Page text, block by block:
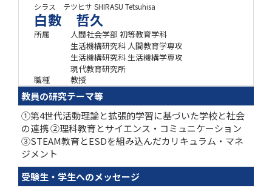
シラス テツヒサ SHIRASU Tetsuhisa
白數 哲久
所属
人間社会学部 初等教育学科
生活機構研究科 人間教育学専攻
生活機構研究科 生活機構学専攻
現代教育研究所
職種
教授
教員の研究テーマ等
①第4世代活動理論と拡張的学習に基づいた学校と社会
の連携 ②理科教育とサイエンス・コミュニケーション
③STEAM教育とESDを組み込んだカリキュラム・マネ
ジメント
受験生・学生へのメッセージ